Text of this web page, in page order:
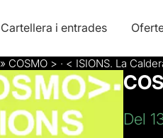
Cartellera i entrades
» COSMO > · < ISIONS. La
Del